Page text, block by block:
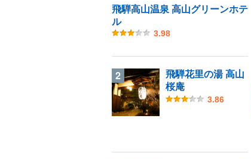
飛騨高山温泉 高山グリーンホテ
ル
3.98
2
飛騨花里の湯 高山
桜庵
3.86